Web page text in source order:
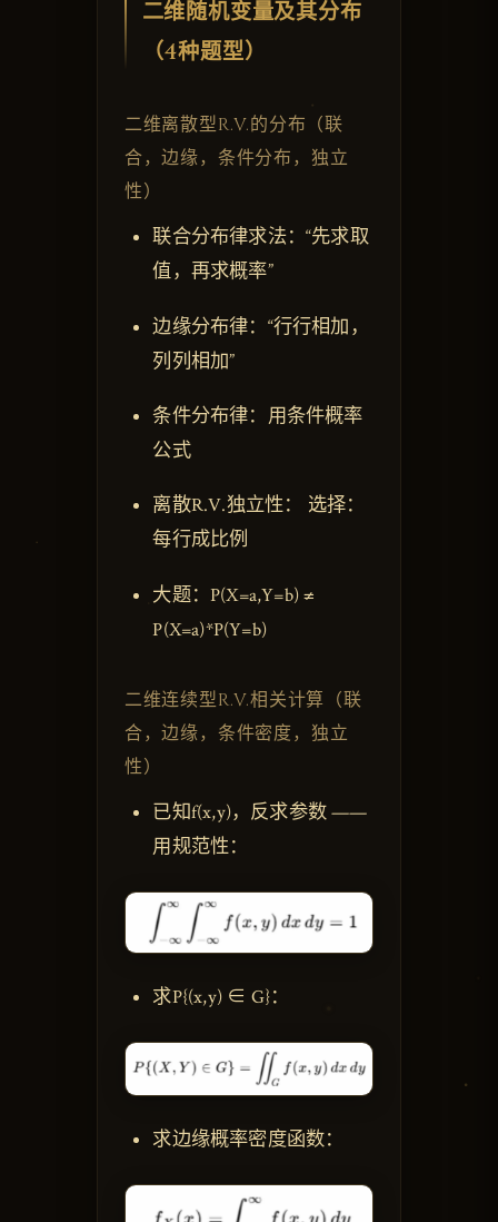
二维随机变量及其分布
（4种题型）
二维离散型R.V.的分布（联
合，边缘，条件分布，独立
性）
联合分布律求法：“先求取
值，再求概率”
边缘分布律：“行行相加，
列列相加”
条件分布律：用条件概率
公式
离散R.V.独立性： 选择：
每行成比例
大题：P(X=a,Y=b) ≠
P(X=a)*P(Y=b)
二维连续型R.V.相关计算（联
合，边缘，条件密度，独立
性）
已知f(x,y)，反求参数 ——
用规范性：
求P{(x,y) ∈ G}：
求边缘概率密度函数：